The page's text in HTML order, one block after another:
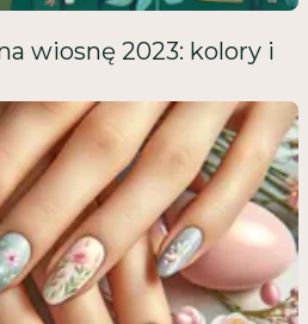
wiosnę 2023: kolory i